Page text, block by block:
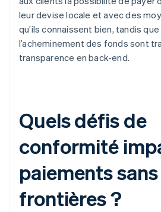
leur devise locale et avec des
qu’ils connaissent bien, tandis
l’acheminement des fonds sont
transparence en back-end.
Quels défis de
conformité
paiements sans
frontières ?